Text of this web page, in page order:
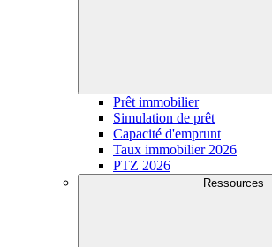
Prêt immobilier
Simulation de prêt
Capacité d'emprunt
Taux immobilier 2026
PTZ 2026
Ressources